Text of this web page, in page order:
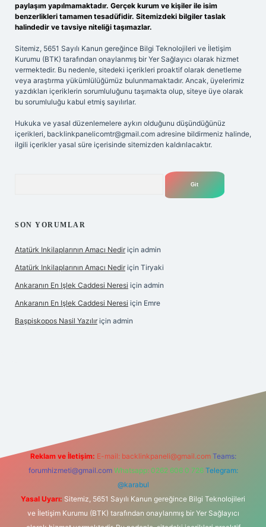
paylaşım yapılmamaktadır. Gerçek kurum ve kişiler ile isim
benzerlikleri tamamen tesadüfidir. Sitemizdeki bilgiler taslak
halindedir ve tavsiye niteliği taşımazlar.
Sitemiz, 5651 Sayılı Kanun gereğince Bilgi Teknolojileri ve İletişim
Kurumu (BTK) tarafından onaylanmış bir Yer Sağlayıcı olarak hizmet
vermektedir. Bu nedenle, sitedeki içerikleri proaktif olarak denetleme
veya araştırma yükümlülüğümüz bulunmamaktadır. Ancak, üyelerimiz
yazdıkları içeriklerin sorumluluğunu taşımakta olup, siteye üye olarak
bu sorumluluğu kabul etmiş sayılırlar.
Hukuka ve yasal düzenlemelere aykırı olduğunu düşündüğünüz
içerikleri, backlinkpanelicomtr@gmail.com adresine bildirmeniz halinde,
ilgili içerikler yasal süre içerisinde sitemizden kaldırılacaktır.
SON YORUMLAR
Atatürk Inkilaplarının Amacı Nedir için admin
Atatürk Inkilaplarının Amacı Nedir için Tiryaki
Ankaranın En Işlek Caddesi Neresi için admin
Ankaranın En Işlek Caddesi Neresi için Emre
Başpiskopos Nasil Yazılır için admin
Reklam ve İletişim: E-mail: backlinkpaneli@gmail.com Teams:
forumhizmeti@gmail.com Whatsapp: 0262 606 0 726 Telegram:
@karabul
Yasal Uyarı: Sitemiz, 5651 Sayılı Kanun gereğince Bilgi Teknolojileri
ve İletişim Kurumu (BTK) tarafından onaylanmış bir Yer Sağlayıcı